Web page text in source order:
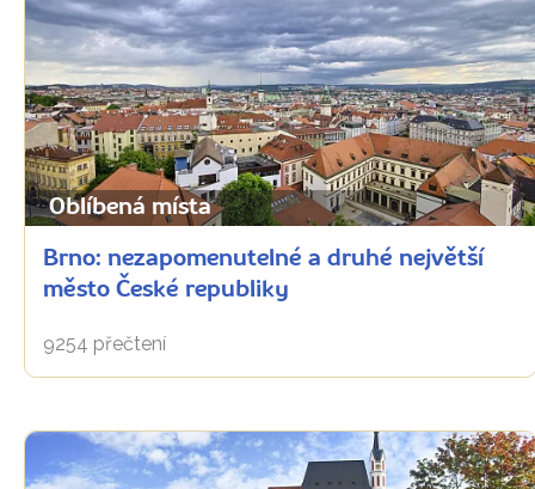
Oblíbená místa
Brno: nezapomenutelné a druhé největší
město České republiky
9254 přečtení